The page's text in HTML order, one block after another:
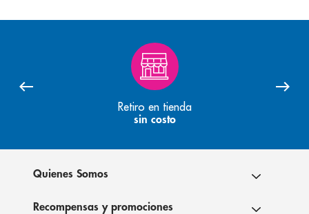
Retiro en tienda
sin costo
Quienes Somos
Recompensas y promociones